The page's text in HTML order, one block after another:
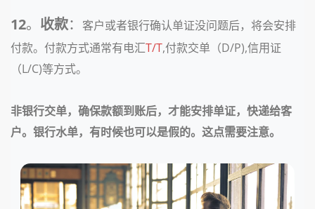
12。 收款：
客户或者银行确认单证没问题后，将会安排
付款。付款方式通常有电汇T/T,付款交单（D/P),信用证
（L/C)等方式。
非银行交单，确保款额到账后，才能安排单证，快递给客
户。银行水单，有时候也可以是假的。这点需要注意。